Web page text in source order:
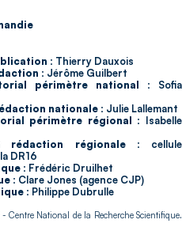
: Thierry Dauxois
: Jérôme Guilbert
périmètre national : Sofia
nationale : Julie Lallemant
périmètre régional : Isabelle
rédaction régionale : cellule
DR16
: Frédéric Druilhet
: Clare Jones (agence CJP)
: Philippe Dubrulle
- Centre National de la Recherche Scientifique.